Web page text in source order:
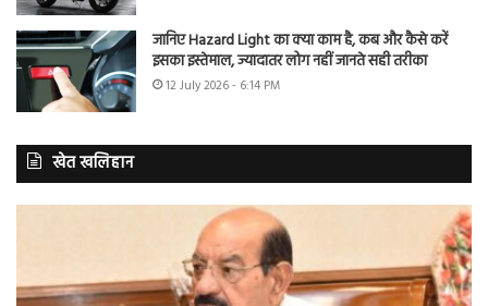
जानिए Hazard Light का क्या काम है, कब और कैसे करें
इसका इस्तेमाल, ज्यादातर लोग नहीं जानते सही तरीका
12 July 2026 - 6:14 PM
खेत खलिहान